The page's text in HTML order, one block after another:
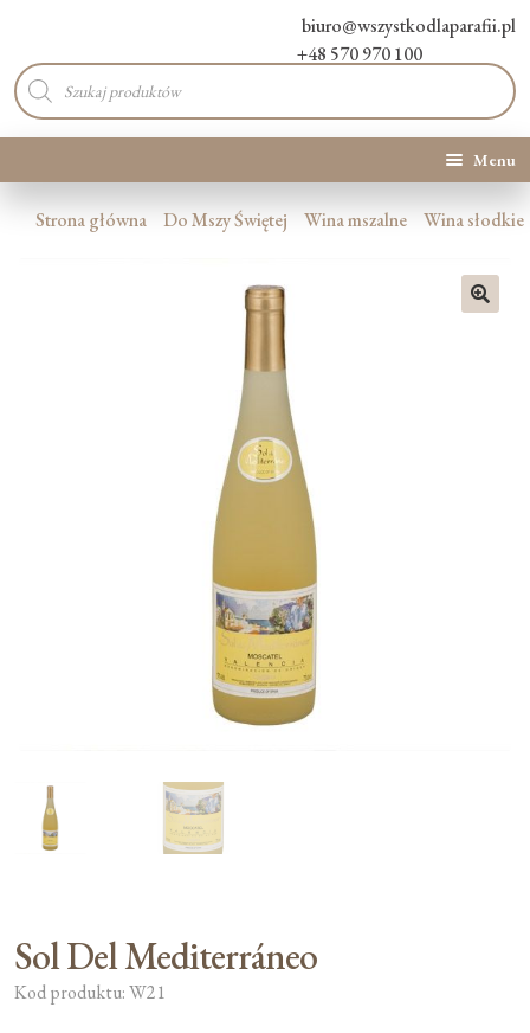
biuro@wszystkodlaparafii.pl
+48 570 970 100
Wyszukiwarka
produktów
Menu
Kategorie produktów
Strona główna Do Mszy Świętej Wina mszalne Wina słodkie
Sol Del Mediterráneo
Kod produktu: W21